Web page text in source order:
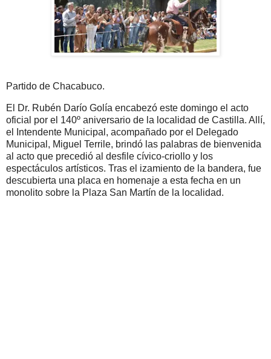
Partido de Chacabuco.
El Dr. Rubén Darío Golía encabezó este domingo el acto
oficial por el 140º aniversario de la localidad de Castilla. Allí,
el Intendente Municipal, acompañado por el Delegado
Municipal, Miguel Terrile, brindó las palabras de bienvenida
al acto que precedió al desfile cívico-criollo y los
espectáculos artísticos. Tras el izamiento de la bandera, fue
descubierta una placa en homenaje a esta fecha en un
monolito sobre la Plaza San Martín de la localidad.